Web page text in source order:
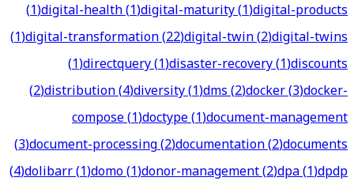
(1)digital-health(1)digital-maturity(1)digital-products
(1)digital-transformation(22)digital-twin(2)digital-twins
(1)directquery(1)disaster-recovery(1)discounts
(2)distribution(4)diversity(1)dms(2)docker(3)docker-
compose(1)doctype(1)document-management
(3)document-processing(2)documentation(2)documents
(4)dolibarr(1)domo(1)donor-management(2)dpa(1)dpdp